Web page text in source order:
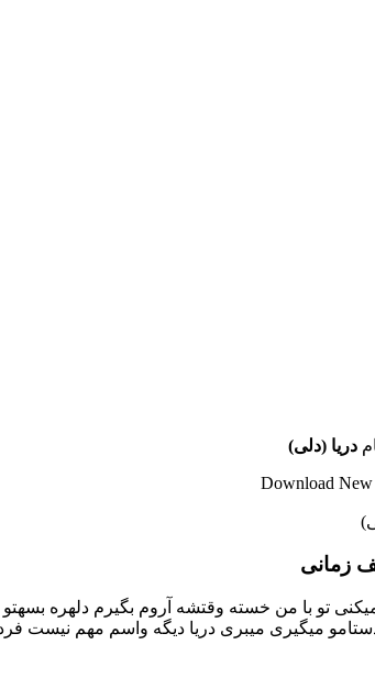
دریا (دلی)
Download
زمانی
میکنی تو با من خسته وقتشه آروم بگیرم دلهره
میگیری میبری دریا دیگه واسم مهم نیست